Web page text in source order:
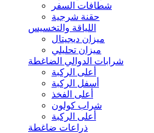
شطافات السفر
حقنة شرجية
اللياقة والتخسيس
ميزان ديجيتال
ميزان تحليلي
شرابات الدوالي الضاغطة
أعلى الركبة
أسفل الركبة
أعلى الفخذ
شراب كولون
أعلى الركبة
ذراعات ضاغطة